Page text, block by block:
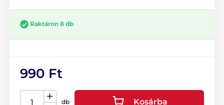
Raktáron 8 db
990 Ft
db Kosárba